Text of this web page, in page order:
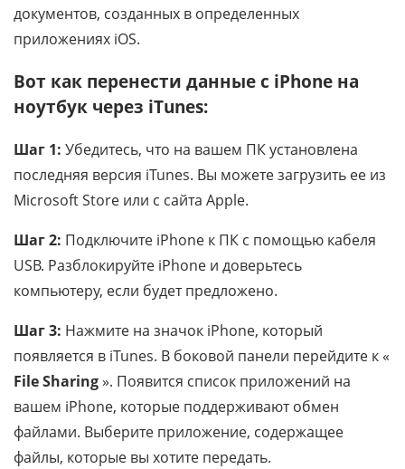
документов, созданных в определенных
приложениях iOS.
Вот как перенести данные с iPhone на
ноутбук через iTunes:
Шаг 1: Убедитесь, что на вашем ПК установлена ​​
последняя версия iTunes. Вы можете загрузить ее из
Microsoft Store или с сайта Apple.
Шаг 2: Подключите iPhone к ПК с помощью кабеля
USB. Разблокируйте iPhone и доверьтесь
компьютеру, если будет предложено.
Шаг 3: Нажмите на значок iPhone, который
появляется в iTunes. В боковой панели перейдите к «
File Sharing». Появится список приложений на
вашем iPhone, которые поддерживают обмен
файлами. Выберите приложение, содержащее
файлы, которые вы хотите передать.